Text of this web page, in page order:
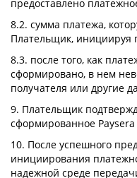
предоставлено
8.2. сумма платежа,
Плательщик, инициируя
8.3. после того, как
сформировано, в нем
получателя или другие
9. Плательщик
сформированное
10. После успешного
инициирования
надежной среде